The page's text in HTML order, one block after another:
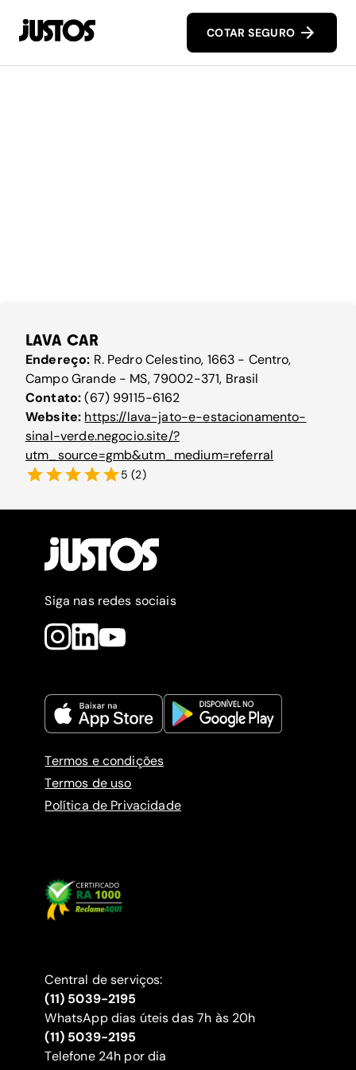
COTAR SEGURO
LAVA CAR
Endereço: R. Pedro Celestino, 1663 - Centro,
Campo Grande - MS, 79002-371, Brasil
Contato:(67) 99115-6162
Website: https://lava-jato-e-estacionamento-
sinal-verde.negocio.site/?
utm_source=gmb&utm_medium=referral
5 (2)
Siga nas redes sociais
Termos e condições
Termos de uso
Política de Privacidade
Central de serviços:
(11) 5039-2195
WhatsApp dias úteis das 7h às 20h
(11) 5039-2195
‍Telefone 24h por dia